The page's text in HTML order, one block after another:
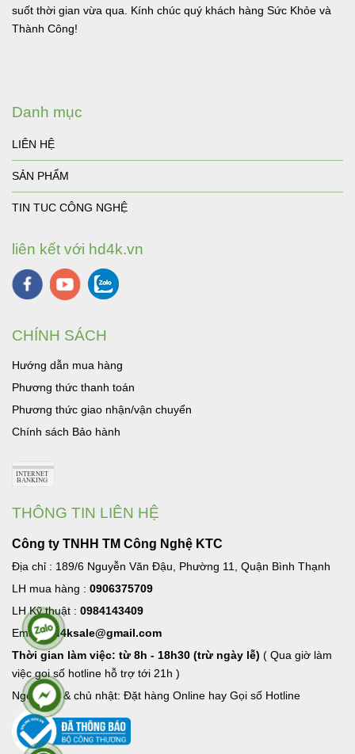
suốt thời gian vừa qua. Kính chúc quý khách hàng Sức Khỏe và
Thành Công!
Danh mục
LIÊN HỆ
SẢN PHẨM
TIN TUC CÔNG NGHỆ
liên kết với hd4k.vn
CHÍNH SÁCH
Hướng dẫn mua hàng
Phương thức thanh toán
Phương thức giao nhận/vận chuyển
Chính sách Bảo hành
THÔNG TIN LIÊN HỆ
Công ty TNHH TM Công Nghệ KTC
Địa chỉ : 189/6 Nguyễn Văn Đậu, Phường 11, Quận Bình Thạnh
LH mua hàng : 0906375709
LH Kỹ thuật : 0984143409
Email:hd4ksale@gmail.com
Thời gian làm việc: từ 8h - 18h30 (trừ ngày lễ) ( Qua giờ làm
việc goi số hotline hỗ trợ tới 21h )
Ngoài giờ & chủ nhật: Đặt hàng Online hay Gọi số Hotline